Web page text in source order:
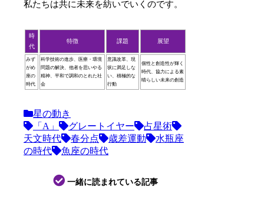
私たちは共に未来を紡いでいくのです。
時
代
特徴 課題 展望
みず
がめ
座の
時代
科学技術の進歩、医療・環境
問題の解決、他者を思いやる
精神、平和で調和のとれた社
会
意識改革、現
状に満足しな
い、積極的な
行動
個性と創造性が輝く
時代、協力による素
晴らしい未来の創造
星の動き
「A」
グレートイヤー
占星術
天文時代
春分点 歳差運動
水瓶座
の時代
魚座の時代
一緒に読まれている記事